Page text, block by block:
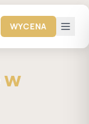
WYCENA
w